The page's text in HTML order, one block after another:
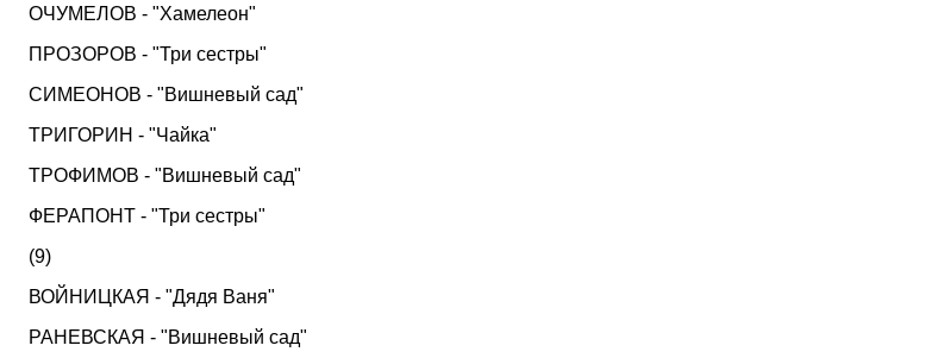
ОЧУМЕЛОВ - "Хамелеон"
ПРОЗОРОВ - "Три сестры"
СИМЕОНОВ - "Вишневый сад"
ТРИГОРИН - "Чайка"
ТРОФИМОВ - "Вишневый сад"
ФЕРАПОНТ - "Три сестры"
(9)
ВОЙНИЦКАЯ - "Дядя Ваня"
РАНЕВСКАЯ - "Вишневый сад"